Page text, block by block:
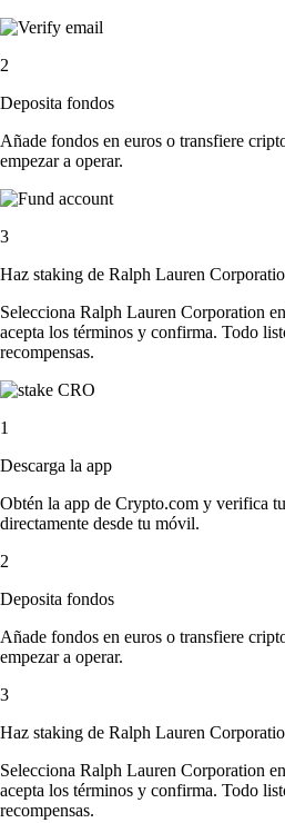
2
Deposita fondos
Añade fondos en euros o transfiere
empezar a operar.
3
Haz staking de Ralph Lauren
Selecciona Ralph Lauren Corporation
acepta los términos y confirma. Todo
recompensas.
1
Descarga la app
Obtén la app de Crypto.com y verifica
directamente desde tu móvil.
2
Deposita fondos
Añade fondos en euros o transfiere
empezar a operar.
3
Haz staking de Ralph Lauren
Selecciona Ralph Lauren Corporation
acepta los términos y confirma. Todo
recompensas.